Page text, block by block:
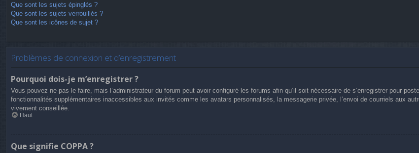
Que sont les sujets épinglés ?
Que sont les sujets verrouillés ?
Que sont les icônes de sujet ?
Problèmes de connexion et d’enregistrement
Pourquoi dois-je m’enregistrer ?
Vous pouvez ne pas le faire, mais l’administrateur du forum peut avoir configuré les forums afin qu’il soit nécessaire de s’enregistrer pour
fonctionnalités supplémentaires inaccessibles aux invités comme les avatars personnalisés, la messagerie privée, l’envoi de courriels aux
vivement conseillée.
Haut
Que signifie COPPA ?